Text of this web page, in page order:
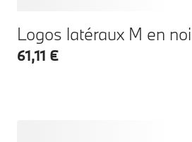
Logos latéraux M en
61,11 €